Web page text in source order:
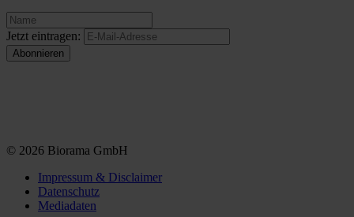
Jetzt eintragen:
© 2026 Biorama GmbH
Impressum & Disclaimer
Datenschutz
Mediadaten